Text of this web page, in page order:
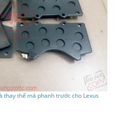
thay thế má phanh trước cho Lexus